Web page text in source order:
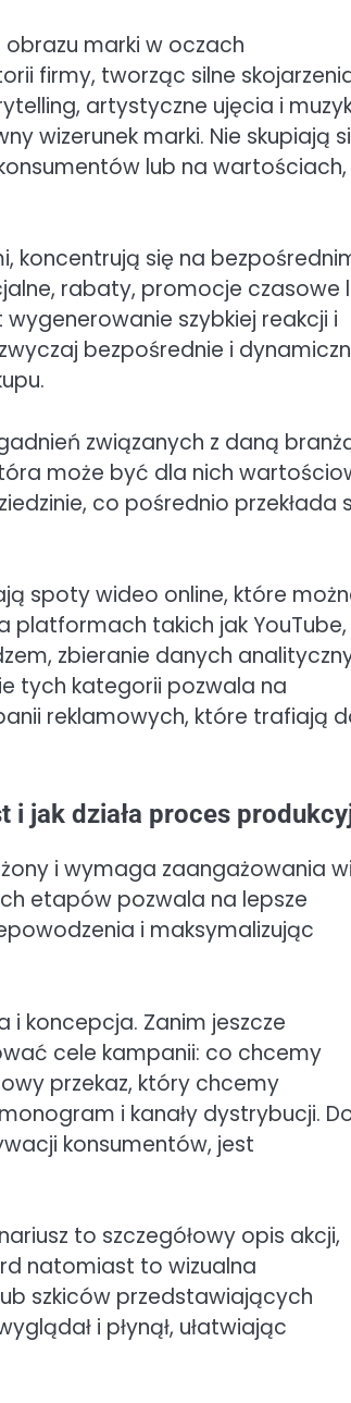
marki w oczach
firmy, tworząc silne
artystyczne ujęcia i
wizerunek marki. Nie skupiają
lub na wartościach,
koncentrują się na
rabaty, promocje czasowe
szybkiej reakcji i
bezpośrednie i
związanych z daną
może być dla nich
co pośrednio przekłada
spoty wideo online, które
takich jak YouTube,
zbieranie danych
tych kategorii pozwala na
reklamowych, które trafiają
jak działa proces
i wymaga zaangażowania
etapów pozwala na lepsze
i maksymalizując
i koncepcja. Zanim jeszcze
cele kampanii: co chcemy
przekaz, który chcemy
i kanały dystrybucji.
konsumentów, jest
to szczegółowy opis akcji,
natomiast to wizualna
szkiców przedstawiających
i płynął, ułatwiając